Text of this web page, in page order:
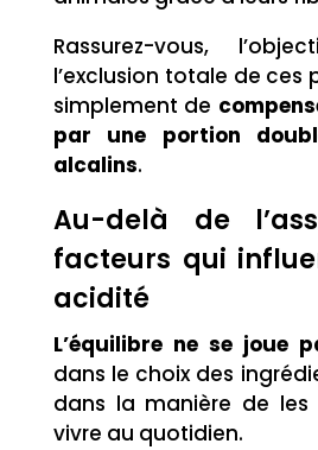
Rassurez-vous,
l’exclusion totale de ces
simplement de
par une portion
alcalins.
Au-delà de
facteurs qui
acidité
L’équilibre ne se joue
dans le choix des
dans la manière de
vivre au quotidien.